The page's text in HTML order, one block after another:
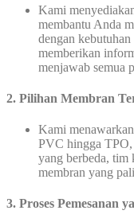
Kami
membantu Anda
dengan
memberikan
menjawab semua
2. Pilihan Membran
Kami
PVC hingga TPO,
yang berbeda, tim
membran yang
3. Proses Pemesanan